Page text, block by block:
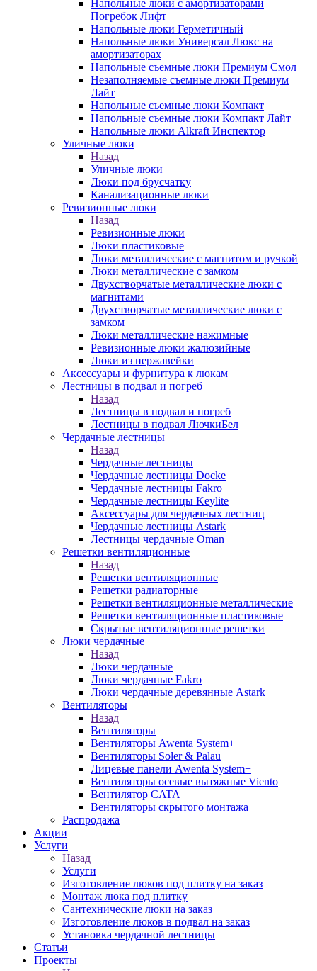
Напольные люки с амортизаторами
Погребок Лифт
Напольные люки Герметичный
Напольные люки Универсал Люкс на
амортизаторах
Напольные съемные люки Премиум Смол
Незаполняемые съемные люки Премиум
Лайт
Напольные съемные люки Компакт
Напольные съемные люки Компакт Лайт
Напольные люки Alkraft Инспектор
Уличные люки
Назад
Уличные люки
Люки под брусчатку
Канализационные люки
Ревизионные люки
Назад
Ревизионные люки
Люки пластиковые
Люки металлические с магнитом и ручкой
Люки металлические с замком
Двухстворчатые металлические люки с
магнитами
Двухстворчатые металлические люки с
замком
Люки металлические нажимные
Ревизионные люки жалюзийные
Люки из нержавейки
Аксессуары и фурнитура к люкам
Лестницы в подвал и погреб
Назад
Лестницы в подвал и погреб
Лестницы в подвал ЛючкиБел
Чердачные лестницы
Назад
Чердачные лестницы
Чердачные лестницы Docke
Чердачные лестницы Fakro
Чердачные лестницы Keylite
Аксессуары для чердачных лестниц
Чердачные лестницы Astark
Лестницы чердачные Oman
Решетки вентиляционные
Назад
Решетки вентиляционные
Решетки радиаторные
Решетки вентиляционные металлические
Решетки вентиляционные пластиковые
Скрытые вентиляционные решетки
Люки чердачные
Назад
Люки чердачные
Люки чердачные Fakro
Люки чердачные деревянные Astark
Вентиляторы
Назад
Вентиляторы
Вентиляторы Awenta System+
Вентиляторы Soler & Palau
Лицевые панели Awenta System+
Вентиляторы осевые вытяжные Viento
Вентилятор CATA
Вентиляторы скрытого монтажа
Распродажа
Акции
Услуги
Назад
Услуги
Изготовление люков под плитку на заказ
Монтаж люка под плитку
Сантехнические люки на заказ
Изготовление люков в подвал на заказ
Установка чердачной лестницы
Статьи
Проекты